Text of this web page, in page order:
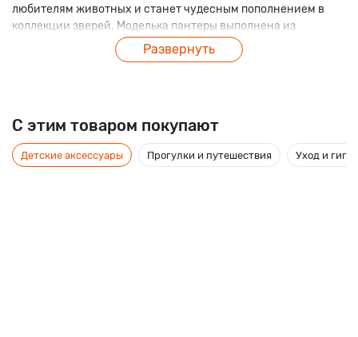
любителям животных и станет чудесным пополнением в
коллекции зверей. Моделька пантеры выполнена из
материалов высокого качества, раскрашена вручную и
является точной копией настоящего животного.
Развернуть
C этим товаром покупают
Детские аксессуары Прогулки и путешествия Уход и